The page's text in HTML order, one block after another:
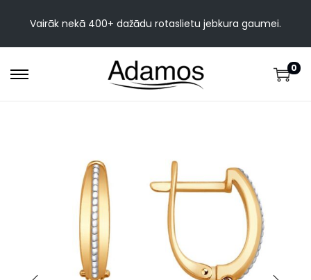
Vairāk nekā 400+ dažādu rotaslietu jebkura gaumei.
0